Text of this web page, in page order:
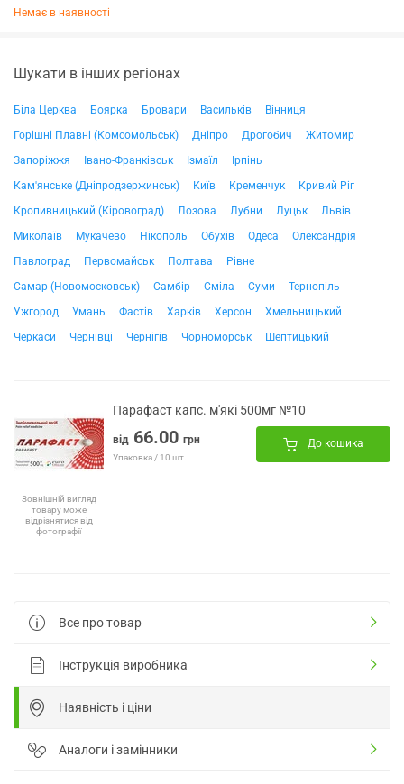
Немає в наявності
Шукати в інших регіонах
Біла Церква Боярка Бровари Васильків
Вінниця
Горішні Плавні (Комсомольськ)
Дніпро Дрогобич
Житомир
Запоріжжя
Івано-Франківськ Ізмаїл
Ірпінь
Кам'янське (Дніпродзержинськ)
Київ Кременчук
Кривий Ріг
Кропивницький (Кіровоград)
Лозова Лубни Луцьк
Львів
Миколаїв
Мукачево Нікополь Обухів Одеса
Олександрія
Павлоград
Первомайськ Полтава
Рівне
Самар (Новомосковськ)
Самбір Сміла Суми
Тернопіль
Ужгород
Умань Фастів Харків Херсон
Хмельницький
Черкаси
Чернівці Чернігів Чорноморськ Шептицький
Зовнішній вигляд
товару може
відрізнятися від
фотографії
Парафаст капс. м'які 500мг №10
від 66.00 грн
Упаковка / 10 шт.
До кошика
Все про товар
Інструкція виробника
Наявність і ціни
Аналоги і замінники